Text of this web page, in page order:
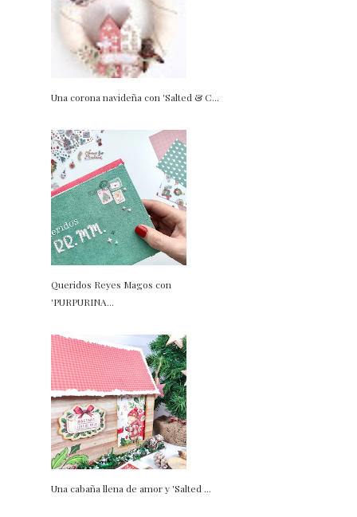
Una corona navideña con 'Salted & C...
Queridos Reyes Magos con
'PURPURINA...
Una cabaña llena de amor y 'Salted ...